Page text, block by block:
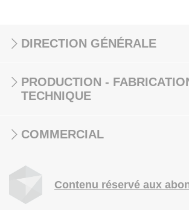
DIRECTION GÉNÉRALE
PRODUCTION -
TECHNIQUE
COMMERCIAL
Contenu réservé aux